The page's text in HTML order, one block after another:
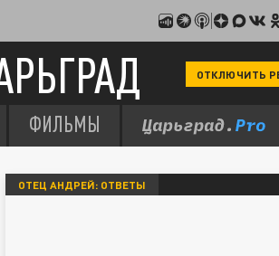
ОТКЛЮЧИТЬ
ФИЛЬМЫ
ОТЕЦ АНДРЕЙ: ОТВЕТЫ